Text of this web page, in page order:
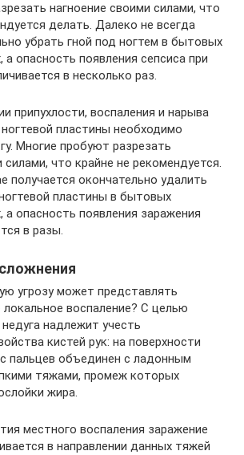
нагноение своими силами, что
делать. Далеко не всегда
убрать гной под ногтем в бытовых
а опасность появления сепсиса при
в несколько раз.
припухлости, воспаления и нарыва
пластины необходимо
Многие пробуют разрезать
силами, что крайне не рекомендуется.
получается окончательно удалить
пластины в бытовых
а опасность появления заражения
в разы.
угрозу может представлять
воспаление? С целью
надлежит учесть
кистей рук: на поверхности
пальцев объединен с ладонным
тяжами, промеж которых
жира.
местного воспаления заражение
в направлении данных тяжей